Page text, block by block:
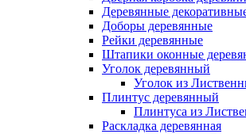
Деревянные
Доборы деревянные
Рейки деревянные
Штапики оконные
Уголок деревянный
Уголок из
Плинтус деревянный
Плинтуса из
Раскладка деревянная